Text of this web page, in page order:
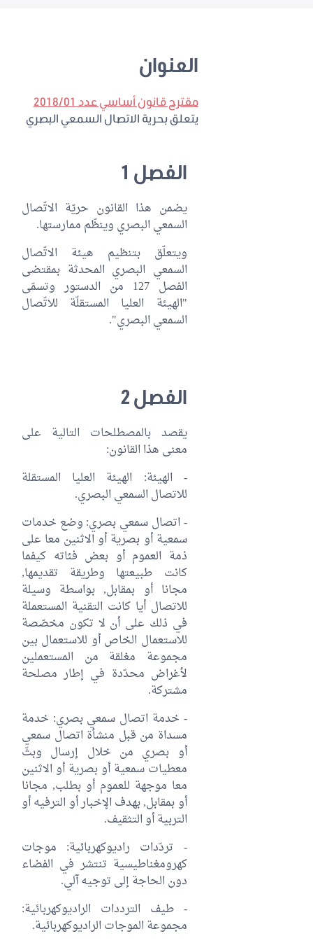
العنوان
مقترح قانون أساسي عدد 2018/01
يتعلق بحرية الاتصال السمعي البصري
الفصل 1
يضمن هذا القانون حريّة الاتّصال
السمعي البصري وينظّم ممارستها.
ويتعلّق بتنظيم هيئة الاتّصال
السمعي البصري المحدثة بمقتضى
الفصل 127 من الدستور وتسمّى
"الهيئة العليا المستقلّة للاتّصال
السمعي البصري".
الفصل 2
يقصد بالمصطلحات التالية على
معنى هذا القانون:
- الهيئة: الهيئة العليا المستقلة
للاتصال السمعي البصري.
- اتصال سمعي بصري: وضع خدمات
سمعية أو بصرية أو الاثنين معا على
ذمة العموم أو بعض فئاته كيفما
كانت طبيعتها وطريقة تقديمها,
مجانا أو بمقابل, بواسطة وسيلة
للاتصال أيا كانت التقنية المستعملة
في ذلك على أن لا تكون مخصّصة
للاستعمال الخاص أو للاستعمال بين
مجموعة مغلقة من المستعملين
لأغراض محدّدة في إطار مصلحة
مشتركة.
- خدمة اتصال سمعي بصري: خدمة
مسداة من قبل منشأة اتصال سمعي
أو بصري من خلال إرسال وبثّ
معطيات سمعية أو بصرية أو الاثنين
معا موجهة للعموم أو بطلب, مجانا
أو بمقابل, بهدف الإخبار أو الترفيه أو
التربية أو التثقيف.
- تردّدات راديوكهربائية: موجات
كهرومغناطيسية تنتشر في الفضاء
دون الحاجة إلى توجيه آلي.
- طيف الترددات الراديوكهربائية:
مجموعة الموجات الراديوكهربائية.